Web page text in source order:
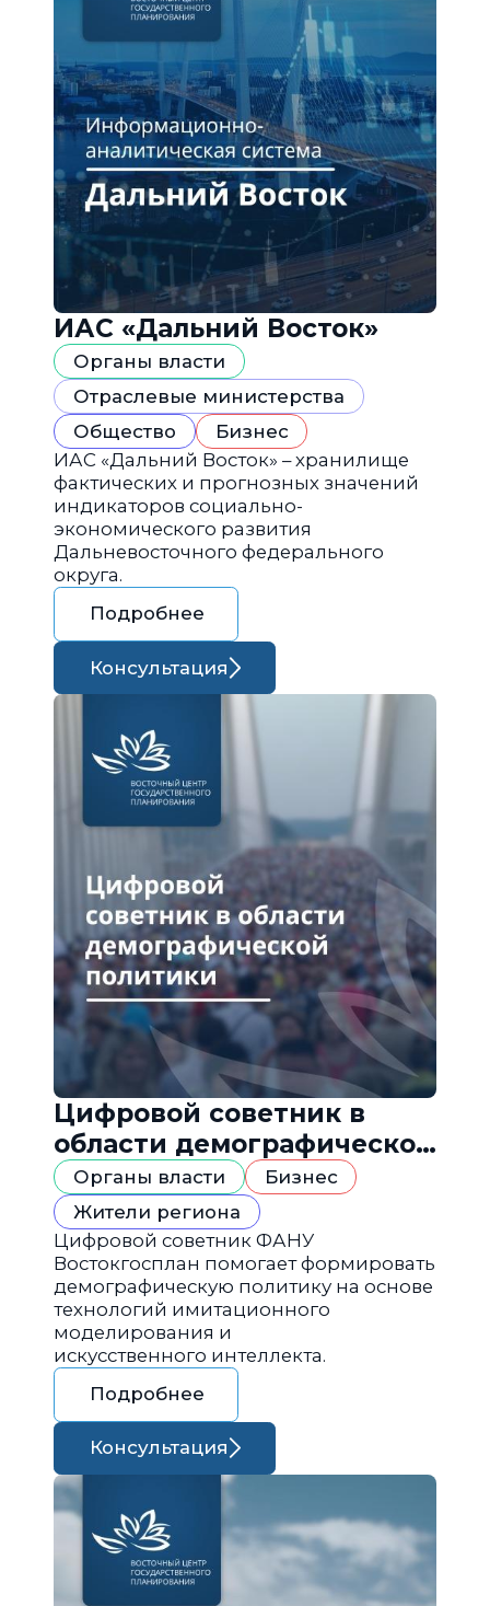
ИАС «Дальний Восток»
Органы власти
Отраслевые министерства
Общество
Бизнес
ИАС «Дальний Восток» – хранилище
фактических и прогнозных значений
индикаторов социально-
экономического развития
Дальневосточного федерального
округа.
Подробнее
Консультация
Цифровой советник в
области демографической
политики
Органы власти
Бизнес
Жители региона
Цифровой советник ФАНУ
Востокгосплан помогает формировать
демографическую политику на основе
технологий имитационного
моделирования и
искусственного интеллекта.
Подробнее
Консультация